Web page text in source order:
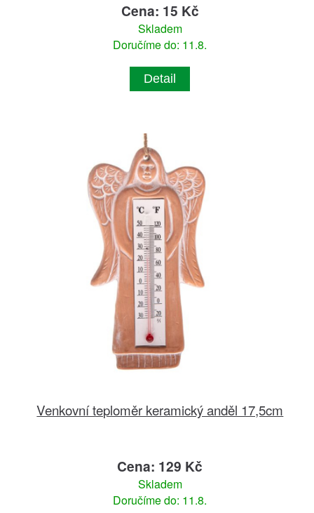
Cena: 15 Kč
Skladem
Doručíme do: 11.8.
Detail
Venkovní teploměr keramický anděl 17,5cm
Cena: 129 Kč
Skladem
Doručíme do: 11.8.